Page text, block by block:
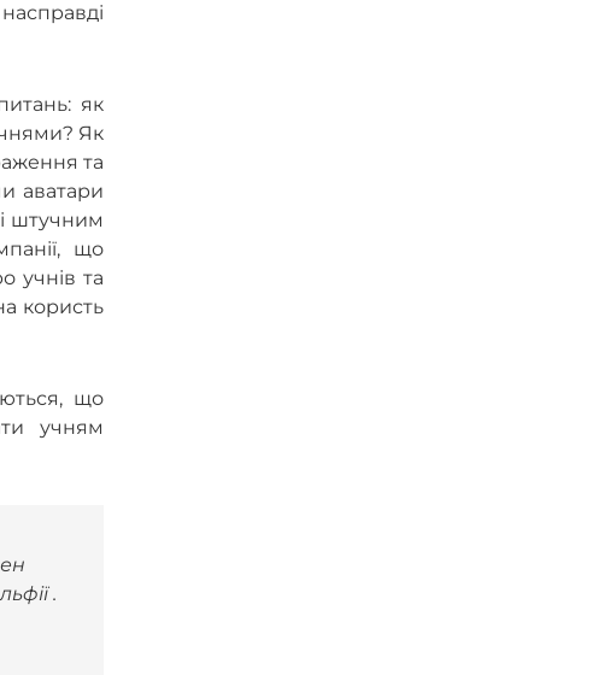
як
Як
та
аватари
штучним
що
учнів та
користь
що
учням
.